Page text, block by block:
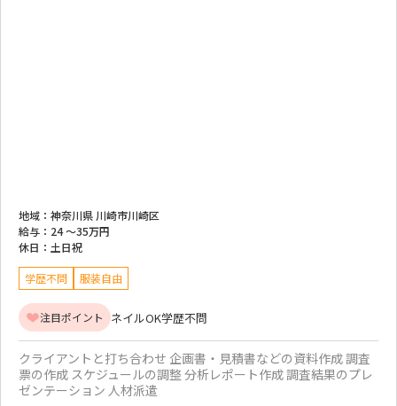
地域： 神奈川県 川崎市川崎区
給与： 24 ～35万円
休日： 土日祝
学歴不問 服装自由
注目ポイント ネイルOK学歴不問
クライアントと打ち合わせ 企画書・見積書などの資料作成 調査
票の作成 スケジュールの調整 分析レポート作成 調査結果のプレ
ゼンテーション 人材派遣